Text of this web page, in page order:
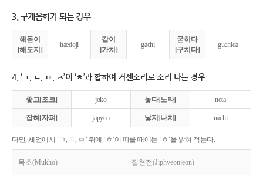
3. 구개음화가 되는 경우
해돋이
[해도지]
haedoji
같이
[가치]
gachi
굳히다
[구치다]
guchida
4. ‘ㄱ, ㄷ, ㅂ, ㅈ’이 ‘ㅎ’과 합하여 거센소리로 소리 나는 경우
좋고[조코] joko 놓다[노타] nota
잡혀[자펴] japyeo 낳지[나치] nachi
다만, 체언에서 ‘ㄱ, ㄷ, ㅂ’ 뒤에 ‘ㅎ’이 따를 때에는 ‘ㅎ’을 밝혀 적는다.
묵호(Mukho) 집현전(Jiphyeonjeon)